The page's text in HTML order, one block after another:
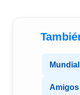
Amigos